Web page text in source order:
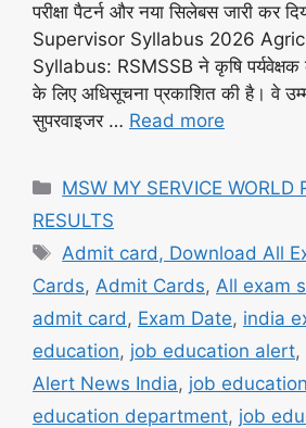
परीक्षा पैटर्न और नया सिलेबस जारी कर
Supervisor Syllabus 2026
Syllabus: RSMSSB ने कृषि पर्यवेक्षक
के लिए अधिसूचना प्रकाशित की है। वे
सुपरवाइजर … Read more
Categories
MSW MY SERVICE WORLD
RESULTS
Tags
Admit card, Download All
Cards, Admit Cards, All exam
admit card, Exam Date, india
education, job education alert,
Alert News India, job
education department, job